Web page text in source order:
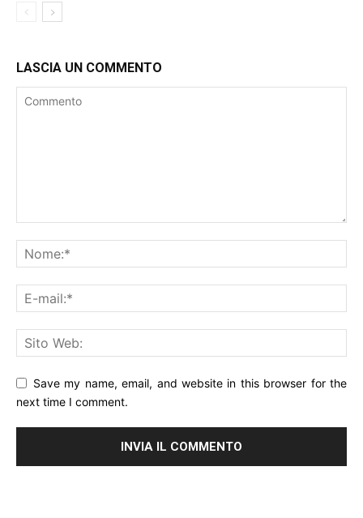
LASCIA UN COMMENTO
Save my name, email, and website in this browser for the
next time I comment.